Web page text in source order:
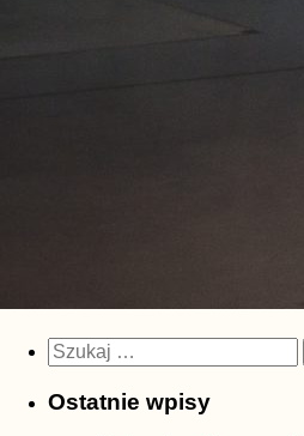
Szukaj:
Ostatnie wpisy